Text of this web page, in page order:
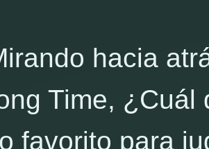
hacia
Time,
favorito para